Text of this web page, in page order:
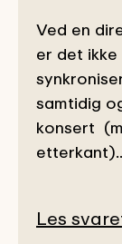
Ved en
er det ikke
samtidig
konsert
Les